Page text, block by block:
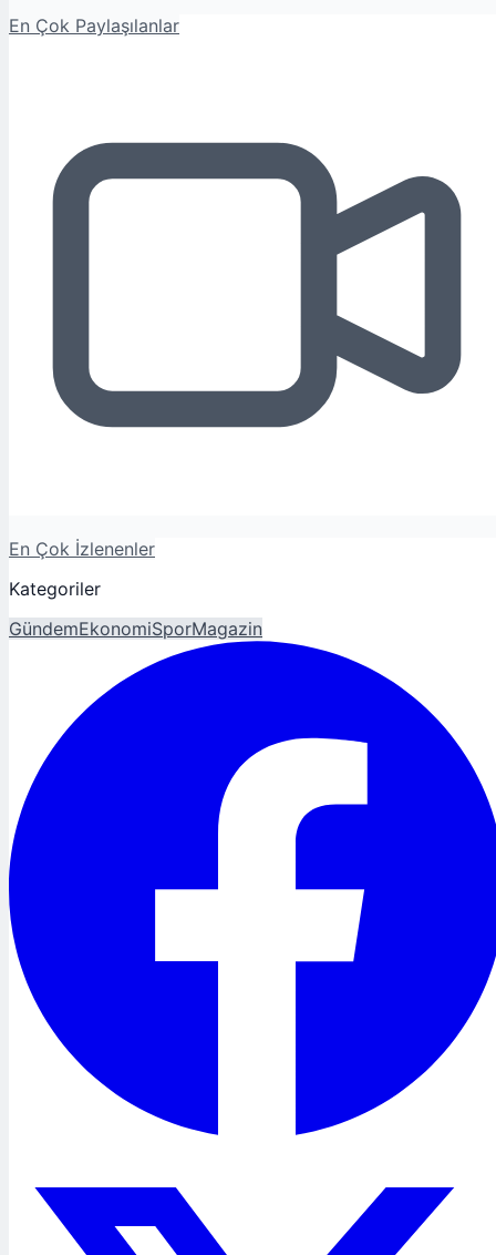
En Çok Paylaşılanlar
En Çok İzlenenler
Kategoriler
GündemEkonomiSporMagazin